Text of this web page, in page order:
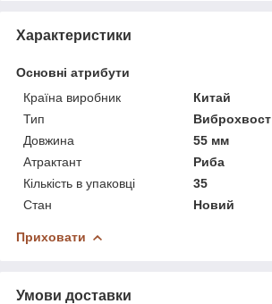
Характеристики
Основні атрибути
Країна виробник
Китай
Тип
Виброхвост
Довжина
55 мм
Атрактант
Риба
Кількість в упаковці
35
Стан
Новий
Приховати
Умови доставки